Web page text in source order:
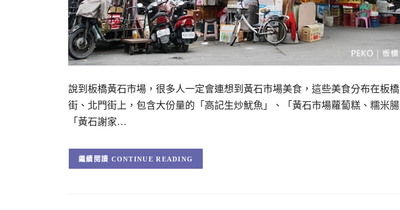
說到板橋黃石市場，很多人一定會連想到黃石市場美食，這些美食分布在板
街、北門街上，包含大份量的「高記生炒魷魚」、「黃石市場蘿蔔糕、糯米
「黃石謝家…
CONTINUE READING